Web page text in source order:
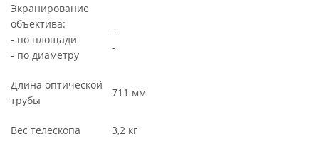
Экранирование
объектива:
- по площади
- по диаметру
-
-
Длина оптической
трубы
711 мм
Вес телескопа 3,2 кг